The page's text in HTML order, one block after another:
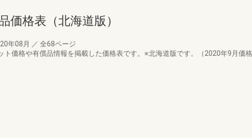
価格表（北海道版）
年08月 ／ 全68ページ
ト価格や有償品情報を掲載した価格表です。※北海道版です。（2020年9月価格